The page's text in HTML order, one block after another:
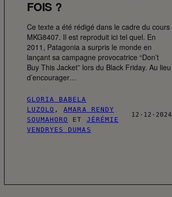
FOIS ?
Ce texte a été rédigé dans le cadre du cours
MKG8407. Il est reproduit ici tel quel. En
2011, Patagonia a surpris le monde en
lançant sa campagne provocatrice “Don’t
Buy This Jacket” lors du Black Friday. Au lieu
d’encourager…
GLORIA BABELA
LUZOLO ,AMARA RENDY
SOUMAHORO
ET JÉRÉMIE
VENDRYES DUMAS
12·12·2024